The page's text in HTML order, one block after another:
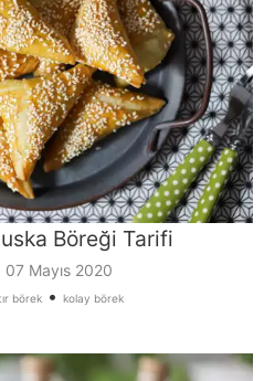
Böreği Tarifi
07 Mayıs 2020
börek• kolay börek